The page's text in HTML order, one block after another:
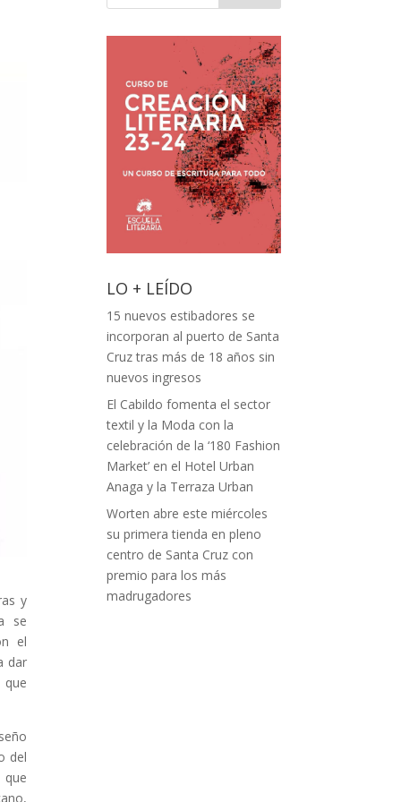
y
se
el
dar
del
que
LO + LEÍDO
15 nuevos estibadores se
incorporan al puerto de Santa
Cruz tras más de 18 años sin
nuevos ingresos
El Cabildo fomenta el sector
textil y la Moda con la
celebración de la ‘180 Fashion
Market’ en el Hotel Urban
Anaga y la Terraza Urban
Worten abre este miércoles
su primera tienda en pleno
centro de Santa Cruz con
premio para los más
madrugadores